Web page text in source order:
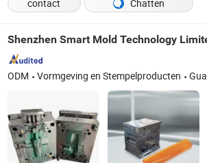
contact
Chatten
Shenzhen Smart Mold Technology
ODM Vormgeving en Stempelproducten